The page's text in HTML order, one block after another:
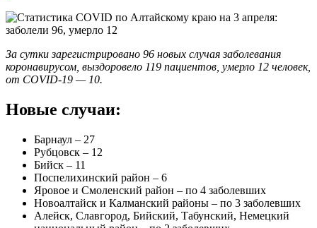
За сутки зарегистрировано 96 новых случая заболевания
коронавирусом, выздоровело 119 пациентов, умерло 12 человек,
от COVID-19 — 10.
Новые случаи:
Барнаул – 27
Рубцовск – 12
Бийск – 11
Поспелихинский район – 6
Яровое и Смоленский район – по 4 заболевших
Новоалтайск и Калманский районы – по 3 заболевших
Алейск, Славгород, Бийский, Табунский, Немецкий